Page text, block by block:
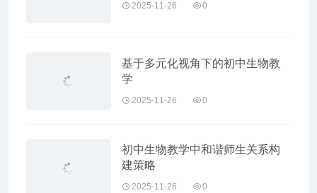
2025-11-26 0
基于多元化视角下的初中生物教
学
2025-11-26 0
初中生物教学中和谐师生关系构
建策略
2025-11-26 0